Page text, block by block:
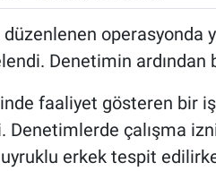
operasyonda
Denetimin ardından
faaliyet gösteren bir
çalışma izni
erkek tespit